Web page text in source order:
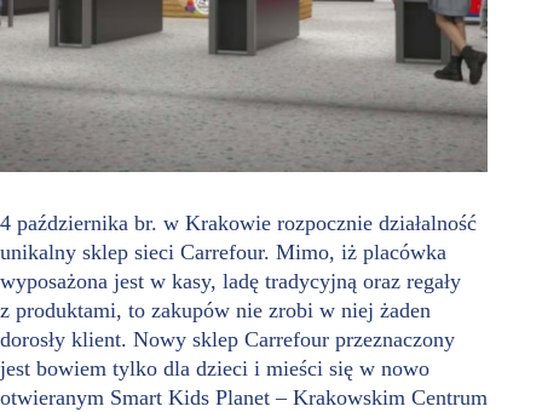
4 października br. w Krakowie rozpocznie działalność
unikalny sklep sieci Carrefour. Mimo, iż placówka
wyposażona jest w kasy, ladę tradycyjną oraz regały
z produktami, to zakupów nie zrobi w niej żaden
dorosły klient. Nowy sklep Carrefour przeznaczony
jest bowiem tylko dla dzieci i mieści się w nowo
otwieranym Smart Kids Planet – Krakowskim Centrum